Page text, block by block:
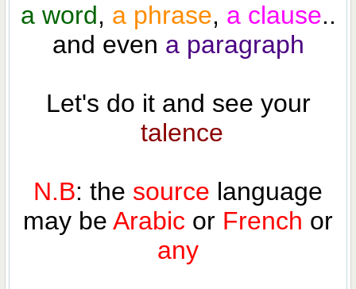
a word, a phrase, a clause..
and even a paragraph
Let's do it and see your
talence
N.B: the source language
may be Arabic or French or
any